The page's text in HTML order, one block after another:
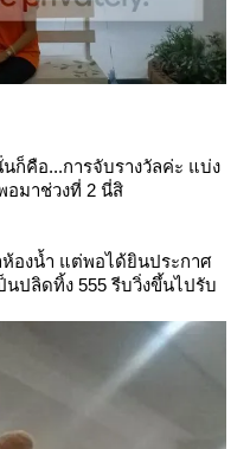
ก็คือ...การจับรางวัลค่ะ แบ่ง
อมาช่วงที่ 2 นี่สิ
ห้องน้ำ แต่พอได้ยินประกาศ
นปลิดทิ้ง 555 รีบวิ่งขึ้นไปรับ